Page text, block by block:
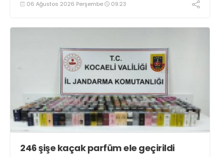
06 Ağustos 2026 Perşembe 09:23
246 şişe kaçak parfüm ele geçirildi